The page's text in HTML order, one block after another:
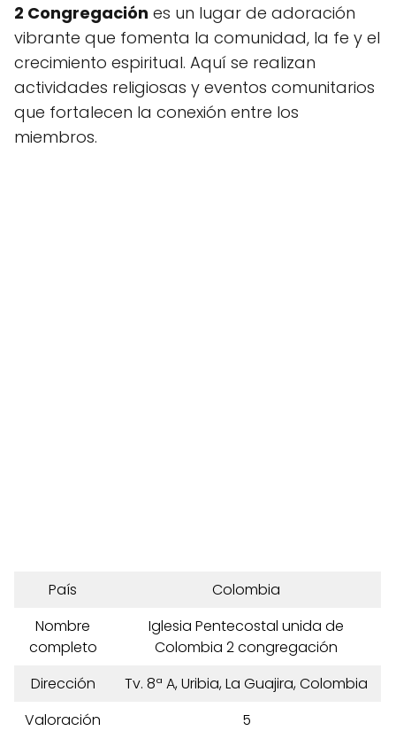
2 Congregación es un lugar de adoración
vibrante que fomenta la comunidad, la fe y el
crecimiento espiritual. Aquí se realizan
actividades religiosas y eventos comunitarios
que fortalecen la conexión entre los
miembros.
País
Colombia
Nombre
completo
Iglesia Pentecostal unida de
Colombia 2 congregación
Dirección
Tv. 8ª A, Uribia, La Guajira, Colombia
Valoración
5